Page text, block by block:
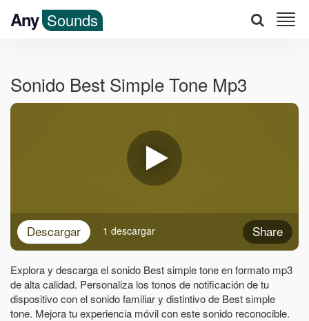
Any Sounds
Sonido Best Simple Tone Mp3
Descargar Share
1 descargar
Explora y descarga el sonido Best simple tone en formato mp3
de alta calidad. Personaliza los tonos de notificación de tu
dispositivo con el sonido familiar y distintivo de Best simple
tone. Mejora tu experiencia móvil con este sonido reconocible.